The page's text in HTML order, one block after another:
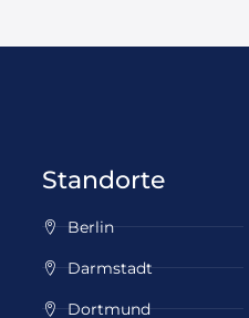
Standorte
Berlin
Darmstadt
Dortmund